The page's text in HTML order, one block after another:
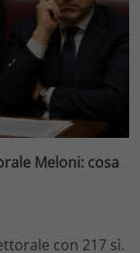
Meloni: cosa
con 217 sì.